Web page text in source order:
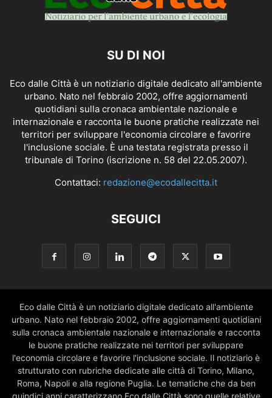
SU DI NOI
Eco dalle Città è un notiziario digitale dedicato all'ambiente
urbano. Nato nel febbraio 2002, offre aggiornamenti
quotidiani sulla cronaca ambientale nazionale e
internazionale e racconta le buone pratiche realizzate nei
territori per sviluppare l'economia circolare e favorire
l'inclusione sociale. È una testata registrata presso il
tribunale di Torino (iscrizione n. 58 del 22.05.2007).
Contattaci: redazione@ecodallecitta.it
SEGUICI
Eco dalle Città è un notiziario digitale dedicato all'ambiente
urbano. Nato nel febbraio 2002, offre aggiornamenti quotidiani
sulla cronaca ambientale nazionale e internazionale e racconta
le buone pratiche realizzate nei territori per sviluppare
l'economia circolare e favorire l'inclusione sociale. Il notiziario è
strutturato con rubriche dedicate alle città di Torino, Milano,
Roma, Napoli e alla regione Puglia. Le tematiche che da ben
quindici anni caratterizzano Eco dalle Città sono quelle relative